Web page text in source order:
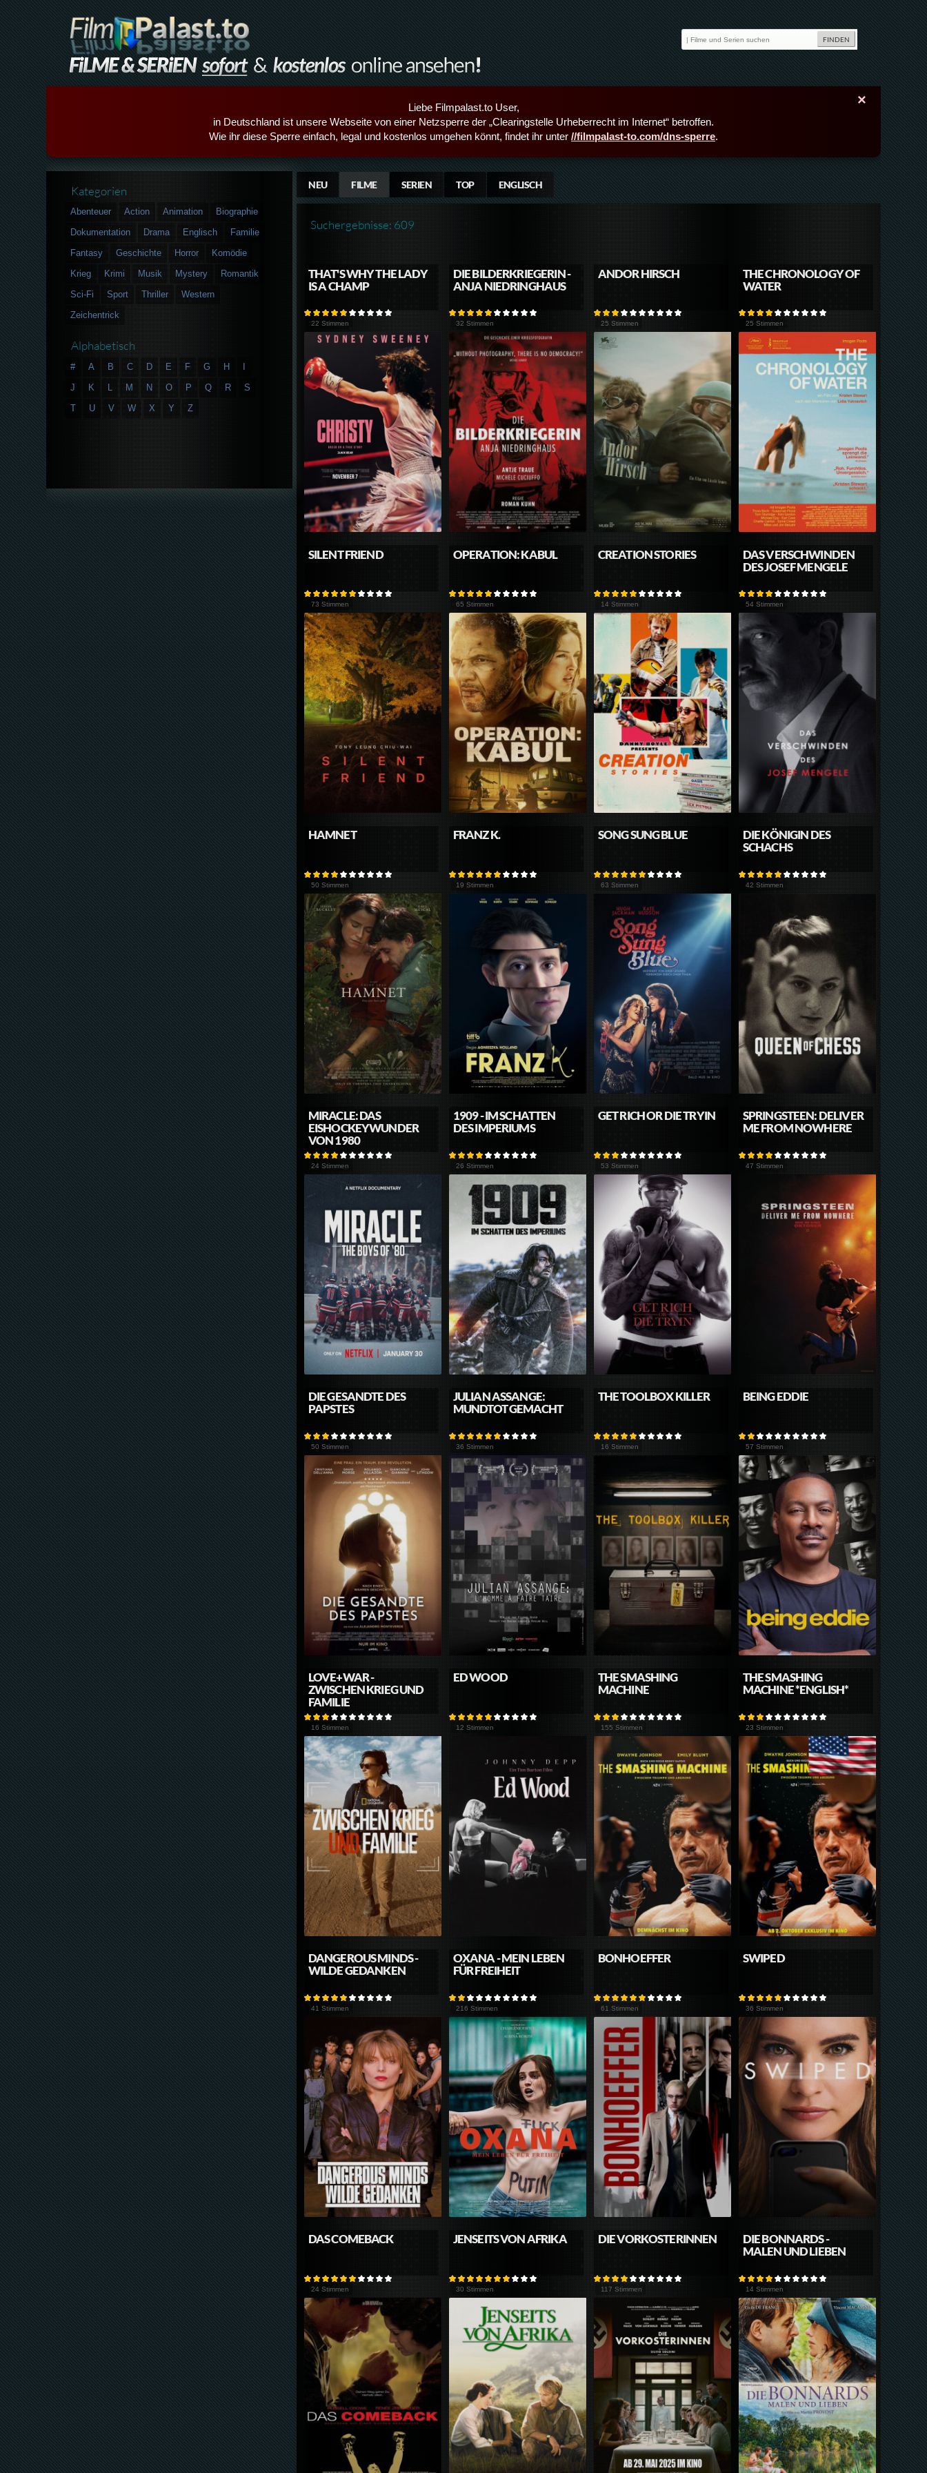
×
Liebe Filmpalast.to User,
in Deutschland ist unsere Webseite von einer Netzsperre der „Clearingstelle Urheberrecht im Internet“ betroffen.
Wie ihr diese Sperre einfach, legal und kostenlos umgehen könnt, findet ihr unter //filmpalast-to.com/dns-sperre.
NEU FILME SERIEN TOP ENGLISCH
Suchergebnisse: 609
THAT'S WHY THE LADY
IS A CHAMP
22 Stimmen
DIE BILDERKRIEGERIN -
ANJA NIEDRINGHAUS
32 Stimmen
ANDOR HIRSCH
25 Stimmen
THE CHRONOLOGY OF
WATER
25 Stimmen
SILENT FRIEND
73 Stimmen
OPERATION: KABUL
65 Stimmen
CREATION STORIES
14 Stimmen
DAS VERSCHWINDEN
DES JOSEF MENGELE
54 Stimmen
HAMNET
50 Stimmen
FRANZ K.
19 Stimmen
SONG SUNG BLUE
63 Stimmen
DIE KÖNIGIN DES
SCHACHS
42 Stimmen
MIRACLE: DAS
EISHOCKEYWUNDER
VON 1980
24 Stimmen
1909 - IM SCHATTEN
DES IMPERIUMS
26 Stimmen
GET RICH OR DIE TRYIN
53 Stimmen
SPRINGSTEEN: DELIVER
ME FROM NOWHERE
47 Stimmen
DIE GESANDTE DES
PAPSTES
50 Stimmen
JULIAN ASSANGE:
MUNDTOT GEMACHT
36 Stimmen
THE TOOLBOX KILLER
16 Stimmen
BEING EDDIE
57 Stimmen
LOVE+WAR -
ZWISCHEN KRIEG UND
FAMILIE
16 Stimmen
ED WOOD
12 Stimmen
THE SMASHING
MACHINE
155 Stimmen
THE SMASHING
MACHINE *ENGLISH*
23 Stimmen
DANGEROUS MINDS -
WILDE GEDANKEN
41 Stimmen
OXANA - MEIN LEBEN
FÜR FREIHEIT
216 Stimmen
BONHOEFFER
61 Stimmen
SWIPED
36 Stimmen
DAS COMEBACK
24 Stimmen
JENSEITS VON AFRIKA
30 Stimmen
DIE VORKOSTERINNEN
117 Stimmen
DIE BONNARDS -
MALEN UND LIEBEN
14 Stimmen
Kategorien
Abenteuer Action Animation
Biographie
Dokumentation
Drama Englisch
Familie
Fantasy
Geschichte Horror
Komödie
Krieg
Krimi Musik Mystery
Romantik
Sci-Fi
Sport Thriller
Western
Zeichentrick
Alphabetisch
# A B C D E F G H
J
K L M N O P Q R
S
T
U V W X Y Z